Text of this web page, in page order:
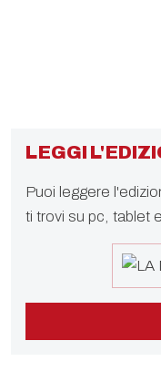
LEGGI
Puoi leggere
ti trovi su pc, tablet